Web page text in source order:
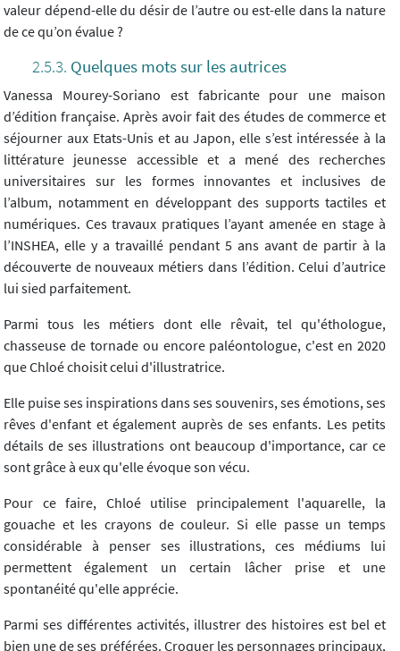
valeur dépend-elle du désir de l’autre ou est-elle dans la nature
de ce qu’on évalue ?
Quelques mots sur les autrices
Vanessa Mourey-Soriano est fabricante pour une maison
d’édition française. Après avoir fait des études de commerce et
séjourner aux Etats-Unis et au Japon, elle s’est intéressée à la
littérature jeunesse accessible et a mené des recherches
universitaires sur les formes innovantes et inclusives de
l’album, notamment en développant des supports tactiles et
numériques. Ces travaux pratiques l’ayant amenée en stage à
l’INSHEA, elle y a travaillé pendant 5 ans avant de partir à la
découverte de nouveaux métiers dans l’édition. Celui d’autrice
lui sied parfaitement.
Parmi tous les métiers dont elle rêvait, tel qu'éthologue,
chasseuse de tornade ou encore paléontologue, c'est en 2020
que Chloé choisit celui d'illustratrice.
Elle puise ses inspirations dans ses souvenirs, ses émotions, ses
rêves d'enfant et également auprès de ses enfants. Les petits
détails de ses illustrations ont beaucoup d'importance, car ce
sont grâce à eux qu'elle évoque son vécu.
Pour ce faire, Chloé utilise principalement l'aquarelle, la
gouache et les crayons de couleur. Si elle passe un temps
considérable à penser ses illustrations, ces médiums lui
permettent également un certain lâcher prise et une
spontanéité qu'elle apprécie.
Parmi ses différentes activités, illustrer des histoires est bel et
bien une de ses préférées. Croquer les personnages principaux,